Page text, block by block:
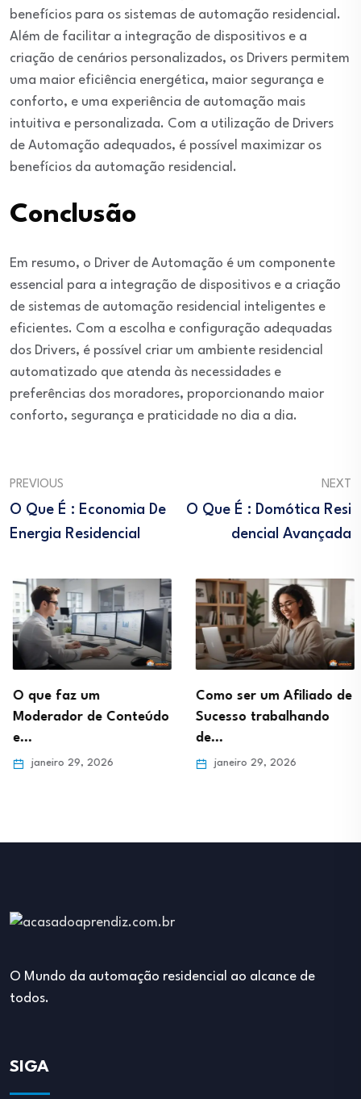
benefícios para os sistemas de automação residencial.
Além de facilitar a integração de dispositivos e a
criação de cenários personalizados, os Drivers permitem
uma maior eficiência energética, maior segurança e
conforto, e uma experiência de automação mais
intuitiva e personalizada. Com a utilização de Drivers
de Automação adequados, é possível maximizar os
benefícios da automação residencial.
Conclusão
Em resumo, o Driver de Automação é um componente
essencial para a integração de dispositivos e a criação
de sistemas de automação residencial inteligentes e
eficientes. Com a escolha e configuração adequadas
dos Drivers, é possível criar um ambiente residencial
automatizado que atenda às necessidades e
preferências dos moradores, proporcionando maior
conforto, segurança e praticidade no dia a dia.
PREVIOUS
O Que É : Economia De
Energia Residencial
NEXT
O Que É : Domótica Resi
Dencial Avançada
O que faz um
Moderador de Conteúdo
e…
janeiro 29, 2026
Como ser um Afiliado de
Sucesso trabalhando
de…
janeiro 29, 2026
O Mundo da automação residencial ao alcance de
todos.
SIGA